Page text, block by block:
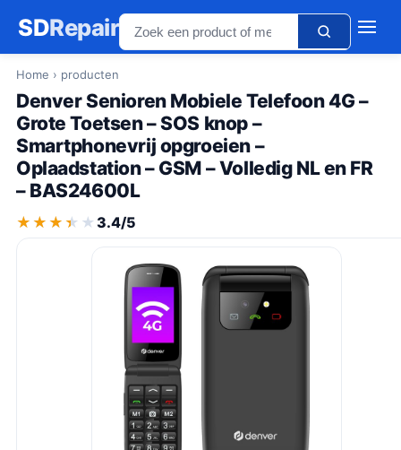
SDRepair
Home › producten
Denver Senioren Mobiele Telefoon 4G –
Grote Toetsen – SOS knop –
Smartphonevrij opgroeien –
Oplaadstation – GSM – Volledig NL en FR
– BAS24600L
★★★★★
★★★★★ 3.4/5